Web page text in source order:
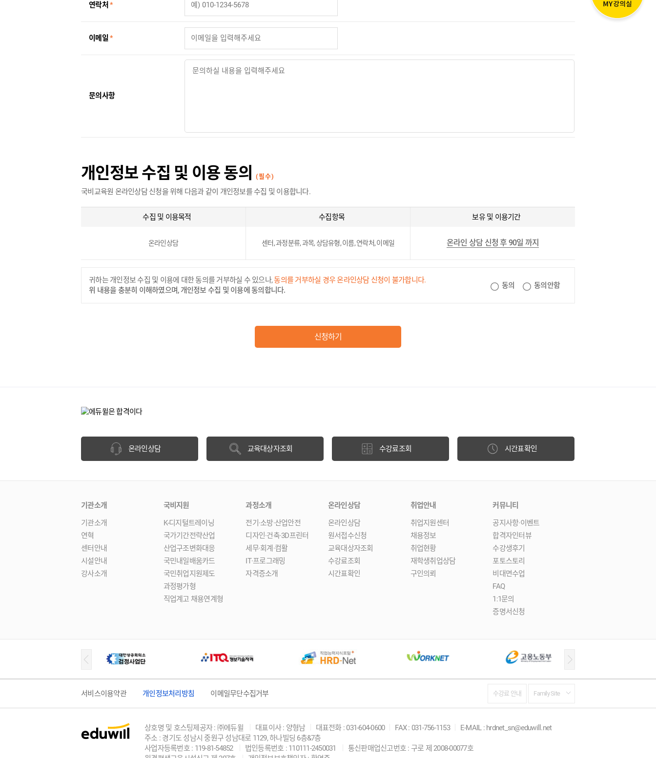
연락처 *
이메일*
문의사항
개인정보 수집 및 이용 동의 (필수)
국비교육원 온라인상담 신청을 위해 다음과 같이 개인정보를 수집 및 이용합니다.
수집 및 이용목적 수집항목 보유 및 이용기간
온라인상담 센터, 과정분류, 과목, 상담유형, 이름, 연락처, 이메일 온라인 상담 신청 후 90일 까지
귀하는 개인정보 수집 및 이용에 대한 동의를 거부하실 수 있으나,동의를 거부하실 경우 온라인상담 신청이 불가합니다.
위 내용을 충분히 이해하였으며, 개인정보 수집 및 이용에 동의합니다.
동의 동의안함
신청하기
온라인상담 교육대상자조회 수강료조회 시간표확인
기관소개
기관소개
연혁
센터안내
시설안내
강사소개
국비지원
K-디지털트레이닝
국가기간전략산업
산업구조변화대응
국민내일배움카드
국민취업지원제도
과정평가형
직업계고 채용연계형
과정소개
전기·소방·산업안전
디자인·건축·3D프린터
세무·회계·컴활
IT·프로그래밍
자격증소개
온라인상담
온라인상담
원서접수신청
교육대상자조회
수강료조회
시간표확인
취업안내
취업지원센터
채용정보
취업현황
재학생취업상담
구인의뢰
커뮤니티
공지사항·이벤트
합격자인터뷰
수강생후기
포토스토리
비대면수업
FAQ
1:1문의
증명서신청
수강료 안내 Family Site
서비스이용약관 개인정보처리방침 이메일무단수집거부
상호명 및 호스팅제공자 : ㈜에듀윌 대표이사 : 양형남 대표전화 : 031-604-0600 FAX : 031-756-1153
E-MAIL : hrdnet_sn@eduwill.net
주소 : 경기도 성남시 중원구 성남대로 1129, 하나빌딩 6층&7층
사업자등록번호 : 119-81-54852
법인등록번호 : 110111-2450031
통신판매업신고번호 : 구로 제 2008-00077호